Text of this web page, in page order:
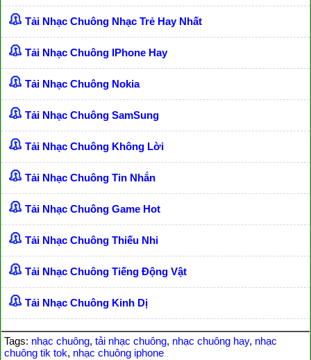
Tải Nhạc Chuông Nhạc Trẻ Hay Nhất
Tải Nhạc Chuông IPhone Hay
Tải Nhạc Chuông Nokia
Tải Nhạc Chuông SamSung
Tải Nhạc Chuông Không Lời
Tải Nhạc Chuông Tin Nhắn
Tải Nhạc Chuông Game Hot
Tải Nhạc Chuông Thiếu Nhi
Tải Nhạc Chuông Tiếng Động Vật
Tải Nhạc Chuông Kinh Dị
Tags: nhạc chuông, tải nhạc chuông, nhạc chuông hay, nhạc
chuông tik tok, nhạc chuông iphone